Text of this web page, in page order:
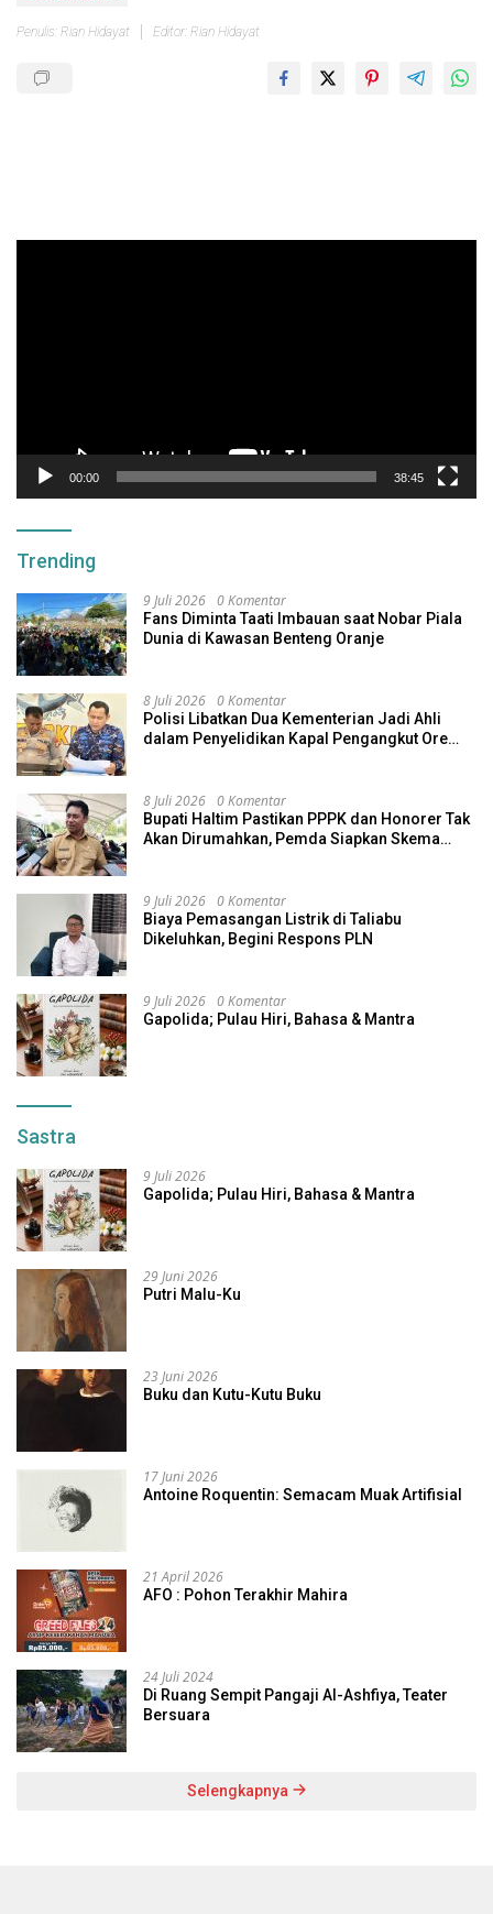
Penulis: Rian Hidayat Editor: Rian Hidayat
00:00 38:45
Trending
9 Juli 2026 0 Komentar
Fans Diminta Taati Imbauan saat Nobar Piala
Dunia di Kawasan Benteng Oranje
8 Juli 2026 0 Komentar
Polisi Libatkan Dua Kementerian Jadi Ahli
dalam Penyelidikan Kapal Pengangkut Ore
8 Juli 2026 0 Komentar
Bupati Haltim Pastikan PPPK dan Honorer Tak
Akan Dirumahkan, Pemda Siapkan Skema
9 Juli 2026 0 Komentar
Biaya Pemasangan Listrik di Taliabu
Dikeluhkan, Begini Respons PLN
9 Juli 2026 0 Komentar
Gapolida; Pulau Hiri, Bahasa & Mantra
Sastra
9 Juli 2026
Gapolida; Pulau Hiri, Bahasa & Mantra
29 Juni 2026
Putri Malu-Ku
23 Juni 2026
Buku dan Kutu-Kutu Buku
17 Juni 2026
Antoine Roquentin: Semacam Muak Artifisial
21 April 2026
AFO : Pohon Terakhir Mahira
24 Juli 2024
Di Ruang Sempit Pangaji Al-Ashfiya, Teater
Bersuara
Selengkapnya